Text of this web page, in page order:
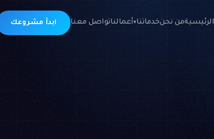
الرئيسيةمن نحنخدماتنا▾أعمالناتواصل معنا ابدأ مشروعك